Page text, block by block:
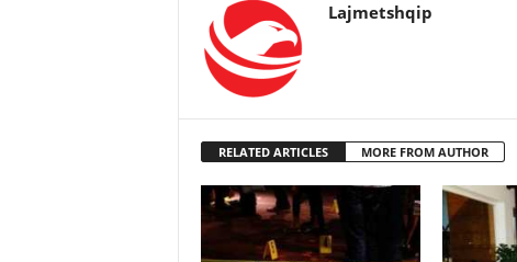
Lajmetshqip
RELATED ARTICLES MORE FROM AUTHOR